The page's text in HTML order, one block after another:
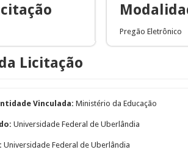
Pregão Eletrônico
Licitação
Vinculada: Ministério da Educação
Universidade Federal de Uberlândia
Universidade Federal de Uberlândia